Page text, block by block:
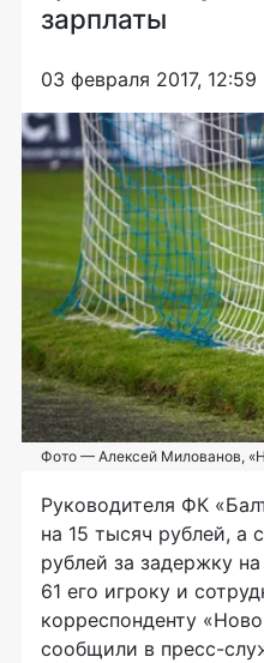
зарплаты
03 февраля 2017, 12:59
Фото — Алексей Милованов,
Руководителя ФК
на 15 тысяч рублей, а
рублей за задержку
61 его игроку и
корреспонденту
сообщили в пресс-